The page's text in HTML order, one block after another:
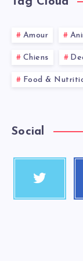
Amour
Chiens
Food &
Social